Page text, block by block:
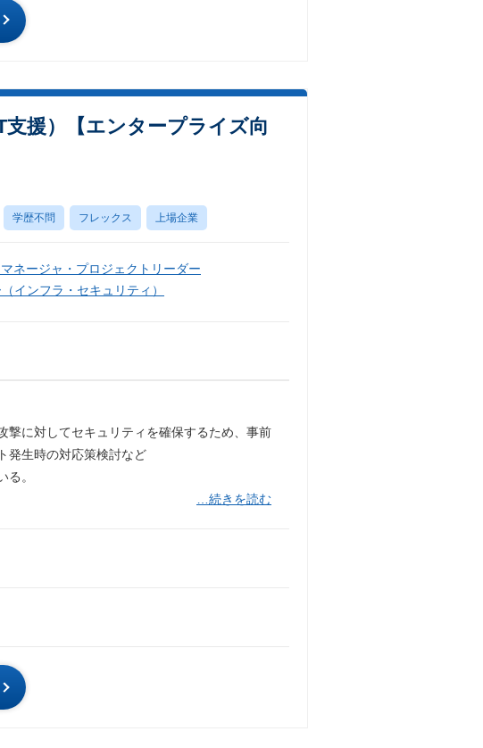
援）【エンタープライズ向
学歴不問 フレックス 上場企業
ネージャ・プロジェクトリーダー
インフラ・セキュリティ）
撃に対してセキュリティを確保するため、事前
発生時の対応策検討など
。
…続きを読む